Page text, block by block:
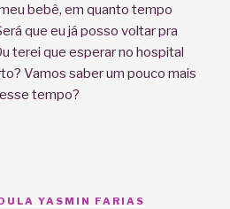
bebê, em quanto tempo
que eu já posso voltar pra
terei que esperar no hospital
Vamos saber um pouco mais
tempo?
YASMIN FARIAS